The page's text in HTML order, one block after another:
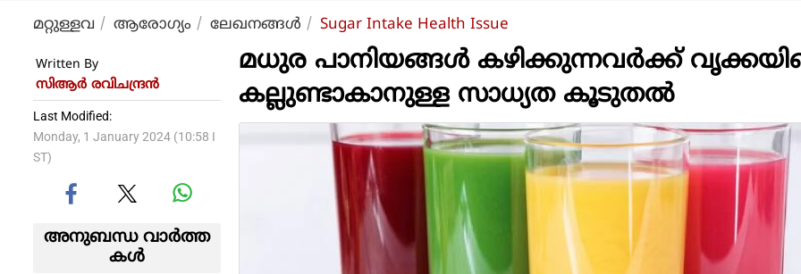
മറ്റുള്ളവ ആരോഗ്യം ലേഖനങ്ങള്‍ Sugar Intake Health Issue
Written By
സിആര്‍ രവിചന്ദ്രന്‍
Last Modified:
Monday, 1 January 2024 (10:58 I
ST)
അനുബന്ധ വാര്‍ത്ത
കള്‍
മധുര പാനിയങ്ങള്‍ കഴിക്കുന്നവര്‍ക്ക്
കല്ലുണ്ടാകാനുള്ള സാധ്യത കൂടുതല്‍